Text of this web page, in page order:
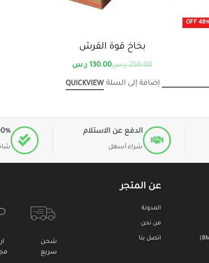
بخاخ قوة القرش
250.00 ر.س130.00 ر.س
إضافة إلى السلة QUICKVIEW
الدفع عن الاستلام
شراء أسهل
100%
عن المتجر
المدونة
من نحن
اتصل بنا
شحن
سريع